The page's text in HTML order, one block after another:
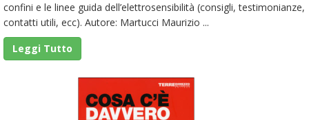
confini e le linee guida dell’elettrosensibilità (consigli, testimonianze,
contatti utili, ecc). Autore: Martucci Maurizio ...
Leggi Tutto